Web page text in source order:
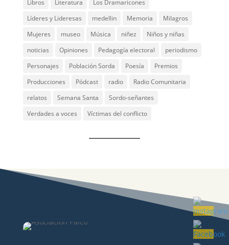
Libros
Literatura
Los Dramaricones
Líderes y Lideresas
medellin Memoria
Milagros
Mujeres
museo Música niñez
Niños y niñas
noticias
Opiniones Pedagogía electoral
periodismo
Personajes
Población Sorda Poesía
Premios
Producciones
Pódcast radio
Radio Comunitaria
relatos
Semana Santa
Sordo-señantes
Verdades a voces
Víctimas del conflicto